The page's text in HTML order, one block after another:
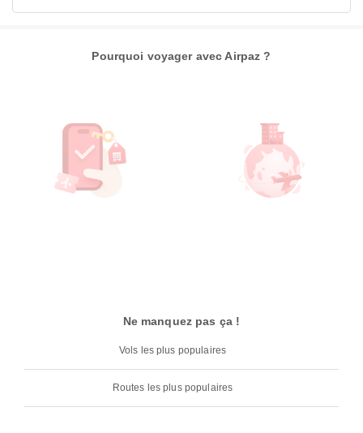
Pourquoi voyager avec Airpaz ?
Ne manquez pas ça !
Vols les plus populaires
Routes les plus populaires